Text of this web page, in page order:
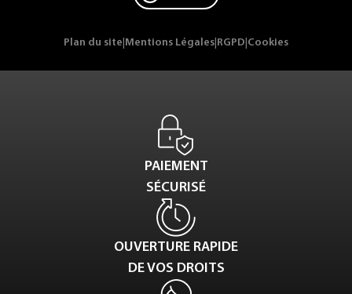
Plan du site Mentions Légales RGPD Cookies
PAIEMENT
SÉCURISÉ
OUVERTURE RAPIDE
DE VOS DROITS